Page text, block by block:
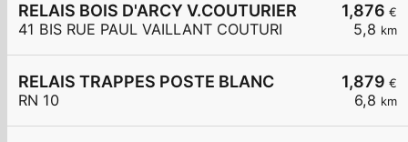
1,876 €
5,8 km
RELAIS BOIS D'ARCY V.COUTURIER
41 BIS RUE PAUL VAILLANT COUTURI
1,879 €
6,8 km
RELAIS TRAPPES POSTE BLANC
RN 10